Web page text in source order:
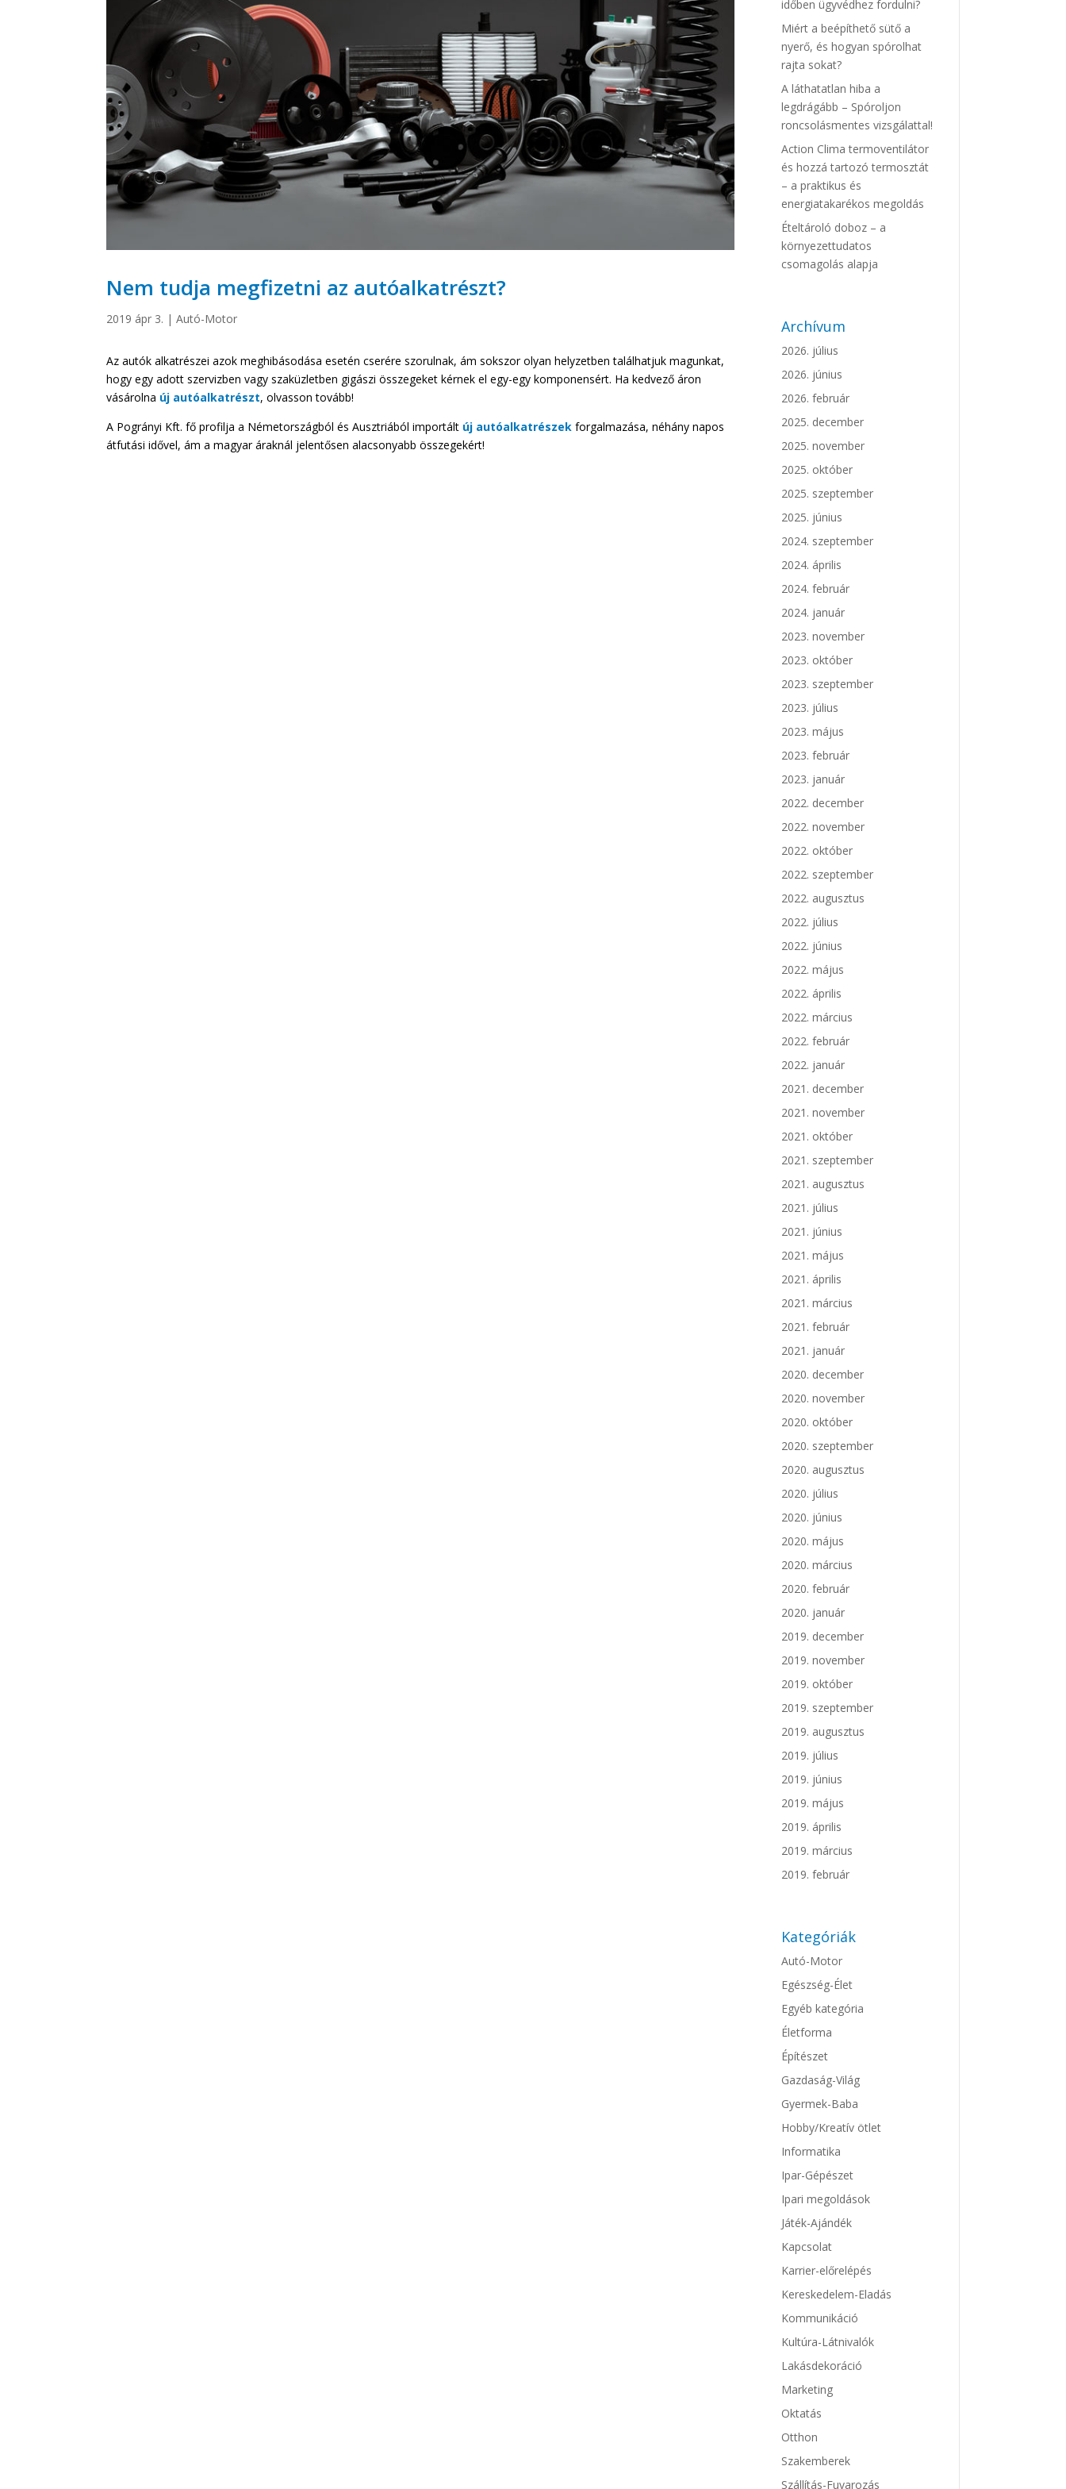
Nem tudja megfizetni az autóalkatrészt?
2019 ápr 3. |Autó-Motor
Az autók alkatrészei azok meghibásodása esetén cserére szorulnak, ám sokszor olyan helyzetben találhatjuk magunkat,
hogy egy adott szervizben vagy szaküzletben gigászi összegeket kérnek el egy-egy komponensért. Ha kedvező áron
vásárolna új autóalkatrészt, olvasson tovább!
A Pogrányi Kft. fő profilja a Németországból és Ausztriából importált új autóalkatrészek forgalmazása, néhány napos
átfutási idővel, ám a magyar áraknál jelentősen alacsonyabb összegekért!
időben ügyvédhez fordulni?
Miért a beépíthető sütő a
nyerő, és hogyan spórolhat
rajta sokat?
A láthatatlan hiba a
legdrágább – Spóroljon
roncsolásmentes vizsgálattal!
Action Clima termoventilátor
és hozzá tartozó termosztát
– a praktikus és
energiatakarékos megoldás
Ételtároló doboz – a
környezettudatos
csomagolás alapja
Archívum
2026. július
2026. június
2026. február
2025. december
2025. november
2025. október
2025. szeptember
2025. június
2024. szeptember
2024. április
2024. február
2024. január
2023. november
2023. október
2023. szeptember
2023. július
2023. május
2023. február
2023. január
2022. december
2022. november
2022. október
2022. szeptember
2022. augusztus
2022. július
2022. június
2022. május
2022. április
2022. március
2022. február
2022. január
2021. december
2021. november
2021. október
2021. szeptember
2021. augusztus
2021. július
2021. június
2021. május
2021. április
2021. március
2021. február
2021. január
2020. december
2020. november
2020. október
2020. szeptember
2020. augusztus
2020. július
2020. június
2020. május
2020. március
2020. február
2020. január
2019. december
2019. november
2019. október
2019. szeptember
2019. augusztus
2019. július
2019. június
2019. május
2019. április
2019. március
2019. február
Kategóriák
Autó-Motor
Egészség-Élet
Egyéb kategória
Életforma
Építészet
Gazdaság-Világ
Gyermek-Baba
Hobby/Kreatív ötlet
Informatika
Ipar-Gépészet
Ipari megoldások
Játék-Ajándék
Kapcsolat
Karrier-előrelépés
Kereskedelem-Eladás
Kommunikáció
Kultúra-Látnivalók
Lakásdekoráció
Marketing
Oktatás
Otthon
Szakemberek
Szállítás-Fuvarozás